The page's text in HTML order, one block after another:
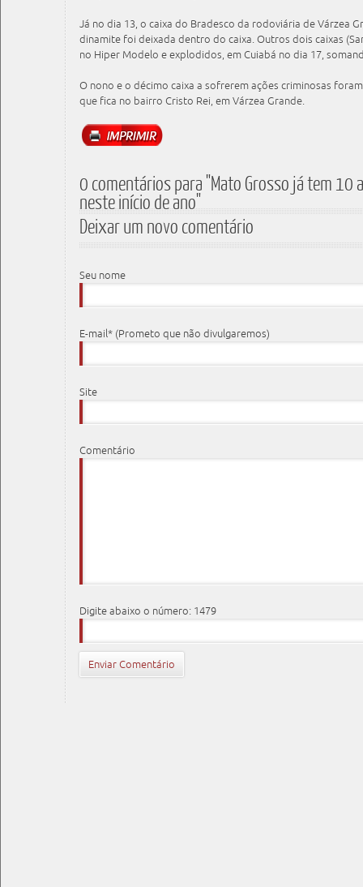
Já no dia 13, o caixa do Bradesco da rodoviária de Várzea
dinamite foi deixada dentro do caixa. Outros dois caixas
no Hiper Modelo e explodidos, em Cuiabá no dia 17,
O nono e o décimo caixa a sofrerem ações criminosas
que fica no bairro Cristo Rei, em Várzea Grande.
0 comentários para "Mato Grosso já tem 10
neste início de ano"
Deixar um novo comentário
Seu nome
E-mail* (Prometo que não divulgaremos)
Site
Comentário
Digite abaixo o número: 1479